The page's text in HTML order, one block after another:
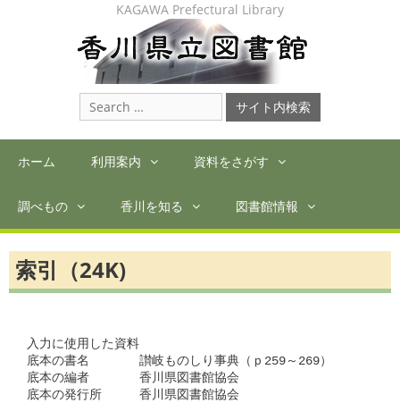
KAGAWA Prefectural Library
Search
for:
ホーム 利用案内 資料をさがす
調べもの 香川を知る 図書館情報
索引（24K)
入力に使用した資料
底本の書名　　　　讃岐ものしり事典（ｐ259～269）
底本の編者　　　　香川県図書館協会
底本の発行所　　　香川県図書館協会